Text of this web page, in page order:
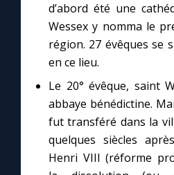
Questions-réponses
Avec Thérèse de Lisieux
L'Évangile chaque jour
d’abord été une
Wessex y nomma le
région. 27 évêques se
en ce lieu.
Le 20° évêque, saint
abbaye bénédictine.
fut transféré dans la
quelques siècles
Henri VIII (réforme